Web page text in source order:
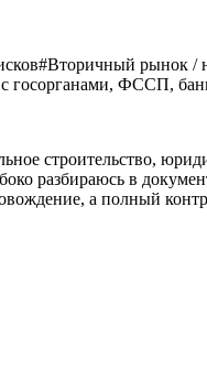
#Вторичный рынок /
с госорганами, ФССП,
строительство,
разбираюсь в
а полный